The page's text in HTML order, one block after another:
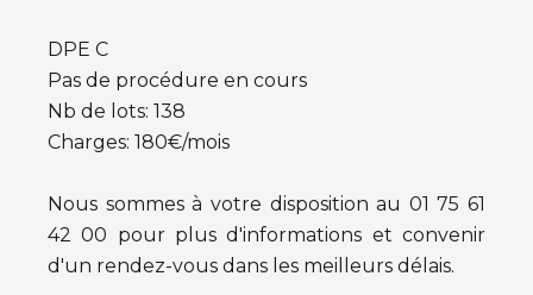
DPE C
Pas de procédure en cours
Nb de lots: 138
Charges: 180€/mois
Nous sommes à votre disposition au 01 75 61
42 00 pour plus d'informations et convenir
d'un rendez-vous dans les meilleurs délais.